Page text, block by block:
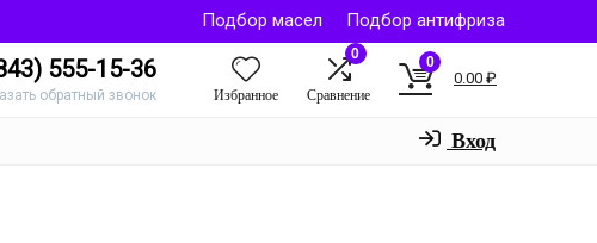
Подбор масел
Подбор антифриза
555-15-36
обратный звонок Избранное
0
Сравнение
0
0.00 ₽
Вход